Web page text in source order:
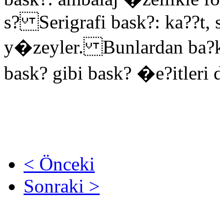
s? Serigrafi bask?: ka??t,
y�zeyler. Bunlardan
bask? gibi bask? �e?itleri
< Önceki
Sonraki >